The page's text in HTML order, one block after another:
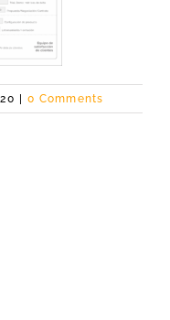
0 Comments